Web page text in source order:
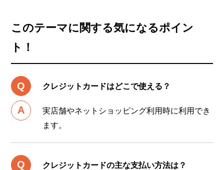
このテーマに関する気になるポイン
ト！
クレジットカードはどこで使える？
実店舗やネットショッピング利用時に利用でき
ます。
クレジットカードの主な支払い方法は？